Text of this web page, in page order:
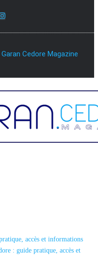
Garan Cedore Magazine
accès et informations
: guide pratique, accès et